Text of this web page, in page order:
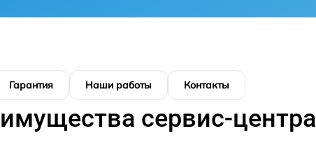
Гарантия Наши работы Контакты
сервис-центра